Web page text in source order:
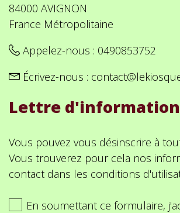
84000 AVIGNON
France Métropolitaine
Appelez-nous : 0490853752
Écrivez-nous :
Lettre
Vous pouvez vous désinscrire à
Vous trouverez pour cela nos
contact dans les conditions
En soumettant ce formulaire,